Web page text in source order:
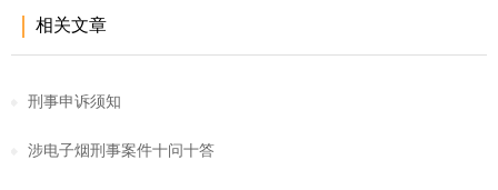
相关文章
刑事申诉须知
涉电子烟刑事案件十问十答